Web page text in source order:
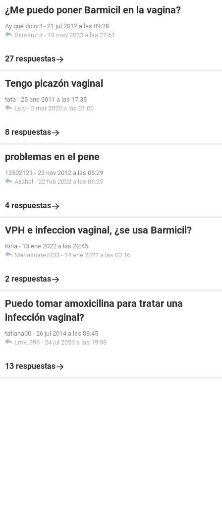
¿Me puedo poner Barmicil en la vagina?
Ay que dolor!! - 21 jul 2012 a las 09:28
Dr.manzur - 18 may 2023 a las 22:51
27 respuestas
Tengo picazón vaginal
tata - 25 ene 2011 a las 17:35
Loly - 5 mar 2020 a las 01:00
8 respuestas
problemas en el pene
12502121 - 23 nov 2012 a las 05:29
Azahel - 22 feb 2022 a las 06:25
4 respuestas
VPH e infeccion vaginal, ¿se usa Barmicil?
Kiria - 13 ene 2022 a las 22:45
Mariasuarez333 - 14 ene 2022 a las 03:16
2 respuestas
Puedo tomar amoxicilina para tratar una
infección vaginal?
tatiana00 - 26 jul 2014 a las 08:45
Lmx_996 - 24 jul 2023 a las 19:08
13 respuestas